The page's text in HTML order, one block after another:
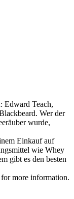
Edward Teach,
Wer der
wurde,
Einkauf auf
wie Whey
gibt es den besten
more information.